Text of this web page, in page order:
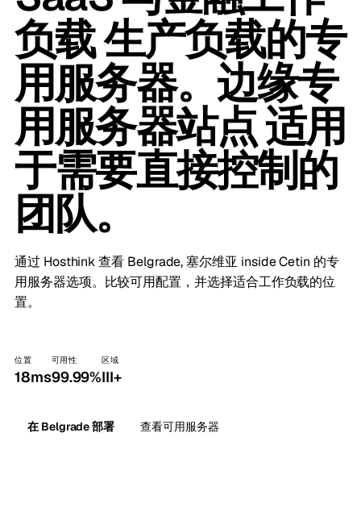
负载 生产负载的专
用服务器。边缘专
用服务器站点 适用
于需要直接控制的
团队。
通过 Hosthink 查看 Belgrade, 塞尔维亚 inside Cetin 的专
用服务器选项。比较可用配置，并选择适合工作负载的位
置。
位置
18ms
可用性
99.99%
区域
III+
在 Belgrade 部署 查看可用服务器